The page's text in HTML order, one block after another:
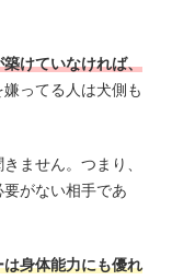
けていなければ、
ってる人は犬側も
ません。つまり、
がない相手であ
身体能力にも優れ